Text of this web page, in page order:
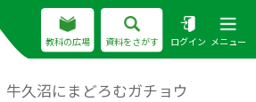
教科の広場 資料をさがす ログイン メニュー
牛久沼にまどろむガチョウ